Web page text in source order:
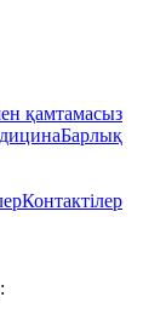
қамтамасыз
Барлық
Контактілер